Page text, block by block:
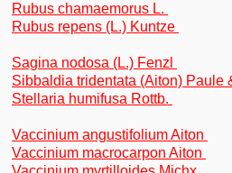
Rubus chamaemorus L.
Rubus repens (L.) Kuntze
Sagina nodosa (L.) Fenzl
Sibbaldia tridentata (Aiton) Paule
Stellaria humifusa Rottb.
Vaccinium angustifolium Aiton
Vaccinium macrocarpon Aiton